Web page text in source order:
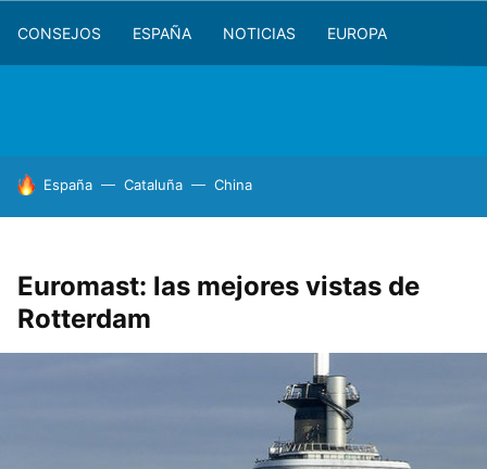
CONSEJOS ESPAÑA NOTICIAS EUROPA
HOY SE HABLA DE
España Cataluña China
Euromast: las mejores vistas de
Rotterdam